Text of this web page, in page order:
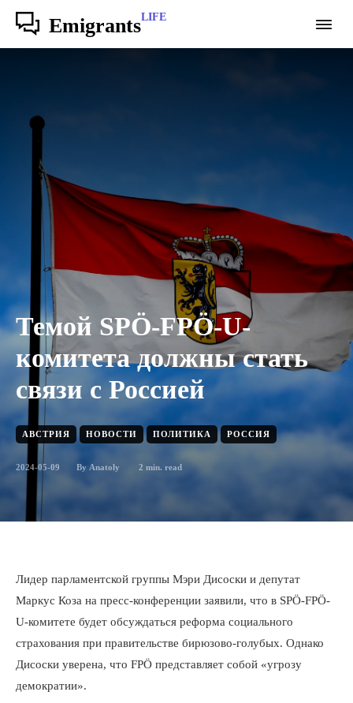
EmigrantsLIFE
Темой SPÖ-FPÖ-U-
комитета должны стать
связи с Россией
АВСТРИЯ НОВОСТИ ПОЛИТИКА РОССИЯ
2024-05-09 By Anatoly 2 min. read
Лидер парламентской группы Мэри Дисоски и депутат
Маркус Коза на пресс-конференции заявили, что в SPÖ-FPÖ-
U-комитете будет обсуждаться реформа социального
страхования при правительстве бирюзово-голубых. Однако
Дисоски уверена, что FPÖ представляет собой «угрозу
демократии».